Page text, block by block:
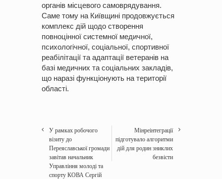
органів місцевого самоврядування.
Саме тому на Київщині продовжується
комплекс дій щодо створення
повноцінної системної медичної,
психологічної, соціальної, спортивної
реабілітації та адаптації ветеранів на
базі медичних та соціальних закладів,
що наразі функціонують на території
області.
У рамках робочого
візиту до
Переяславської громади
завітав начальник
Управління молоді та
спорту КОВА Сергій
Мінреінтеграції
підготувало алгоритми
дій для родин зниклих
безвісти